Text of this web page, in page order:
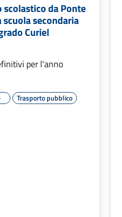
scolastico da Ponte
scuola secondaria
Curiel
per l'anno
Trasporto pubblico